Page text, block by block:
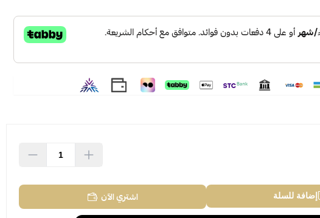
إضافة للسلة اشتري الآن